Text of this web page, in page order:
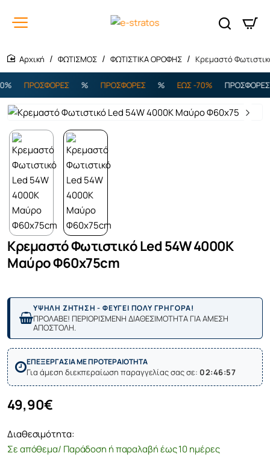
ΦΩΤΙΣΜΟΣ ΦΩΤΙΣΤΙΚΑ ΟΡΟΦΗΣ Κρεμαστό
ΠΡΟΣΦΟΡΕΣ ΠΡΟΣΦΟΡΕΣ ΕΩΣ -70% ΠΡΟΣΦΟΡΕΣ
Κρεμαστό Φωτιστικό Led 54W 4000K
Μαύρο Φ60x75cm
ΥΨΗΛΗ ΖΗΤΗΣΗ - ΦΕΥΓΕΙ ΠΟΛΥ ΓΡΗΓΟΡΑ!
ΠΡΟΛΑΒΕ! ΠΕΡΙΟΡΙΣΜΕΝΗ ΔΙΑΘΕΣΙΜΟΤΗΤΑ ΓΙΑ ΑΜΕΣΗ
ΑΠΟΣΤΟΛΗ.
ΕΠΕΞΕΡΓΑΣΙΑ ΜΕ ΠΡΟΤΕΡΑΙΟΤΗΤΑ
Για άμεση διεκπεραίωση παραγγελίας σας σε: 02:46:57
Διαθεσιμότητα:
Σε απόθεμα/ Παράδοση ή παραλαβή έως 10 ημέρες
49,90€